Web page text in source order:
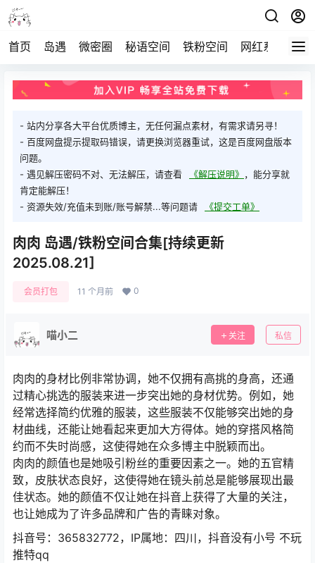
首页 岛遇 微密圈 秘语空间 铁粉空间 网红系列 打
- 站内分享各大平台优质博主，无任何漏点素材，有需求请另寻！
- 百度网盘提示提取码错误，请更换浏览器重试，这是百度网盘版本
问题。
- 遇见解压密码不对、无法解压，请查看
《解压说明》 ，能分享就
肯定能解压！
- 资源失效/充值未到账/账号解禁...等问题请
《提交工单》
肉肉 岛遇/铁粉空间合集[持续更新
2025.08.21]
会员打包 11 个月前 0
喵小二 关注 私信
肉肉的身材比例非常协调，她不仅拥有高挑的身高，还通
过精心挑选的服装来进一步突出她的身材优势。例如，她
经常选择简约优雅的服装，这些服装不仅能够突出她的身
材曲线，还能让她看起来更加大方得体。她的穿搭风格简
约而不失时尚感，这使得她在众多博主中脱颖而出。
肉肉的颜值也是她吸引粉丝的重要因素之一。她的五官精
致，皮肤状态良好，这使得她在镜头前总是能够展现出最
佳状态。她的颜值不仅让她在抖音上获得了大量的关注，
也让她成为了许多品牌和广告的青睐对象。
抖音号：365832772，IP属地：四川，抖音没有小号 不玩
推特qq